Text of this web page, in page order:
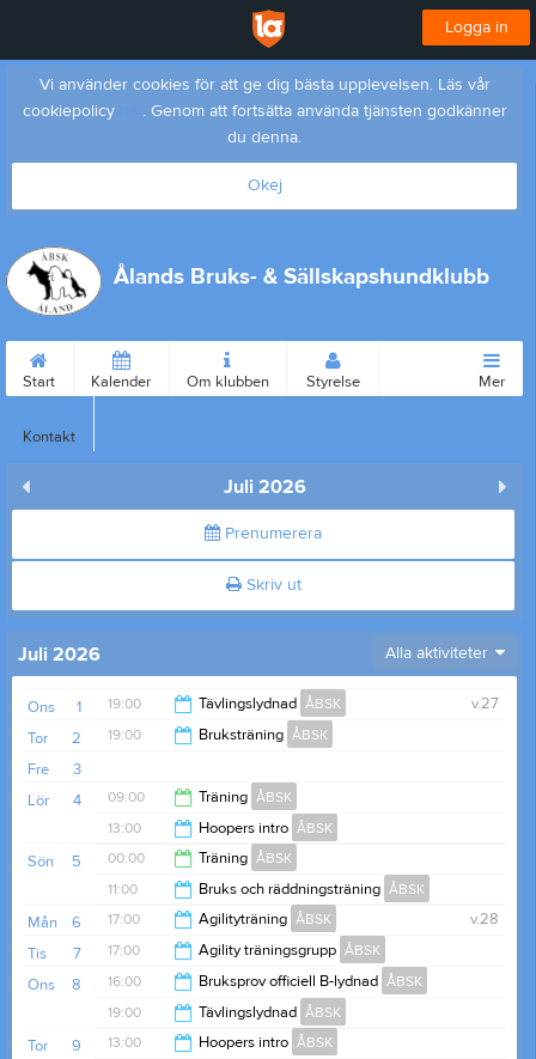
Logga in
Vi använder cookies för att ge dig bästa upplevelsen. Läs vår
cookiepolicy
. Genom att fortsätta använda tjänsten godkänner
du denna.
Okej
Ålands Bruks- & Sällskapshundklubb
Start Kalender Om klubben Styrelse
Kontakt
Mer
Juli 2026
Prenumerera
Skriv ut
Juli 2026 Alla aktiviteter
1
Ons v.27
19:00 Tävlingslydnad ÅBSK
2
Tor 19:00 Bruksträning ÅBSK
21:00
3
Fre
4
Lör 09:00 Träning ÅBSK
00:00
13:00 Hoopers intro ÅBSK
14:30
5
Sön 00:00 Träning ÅBSK
19:00
11:00 Bruks och räddningsträning ÅBSK
14:00
6
Mån v.28
17:00 Agilityträning ÅBSK
20:00
7
Tis 17:00 Agility träningsgrupp ÅBSK
21:00
8
Ons 16:00 Bruksprov officiell B-lydnad ÅBSK
21:00
19:00 Tävlingslydnad ÅBSK
9
Tor 13:00 Hoopers intro ÅBSK